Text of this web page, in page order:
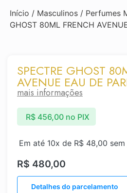
Início / Masculinos / Perfumes
GHOST 80ML FRENCH
SPECTRE GHOST
AVENUE EAU DE
mais informações
R$ 480,00
Em até 10x de R$ 48,00
R$456,00 no PIX
Detalhes do parcelamento